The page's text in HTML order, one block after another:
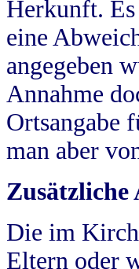
Herkunft. Es
eine
angegeben
Annahme
Ortsangabe
man aber
Zusätzliche
Die im
Eltern oder